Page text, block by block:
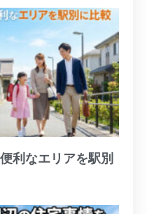
利なエリアを駅別